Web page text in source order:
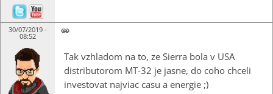
30/07/2019 -
08:52
Tak vzhladom na to, ze Sierra bola v USA
distributorom MT-32 je jasne, do coho chceli
investovat najviac casu a energie ;)